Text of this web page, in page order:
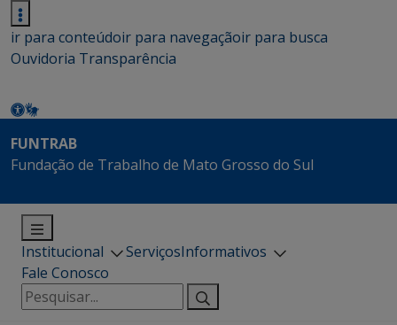
ir para conteúdoir para navegaçãoir para busca
Ouvidoria Transparência
FUNTRAB
Fundação de Trabalho de Mato Grosso do Sul
Institucional ServiçosInformativos
Fale Conosco
Pesquisar
por: